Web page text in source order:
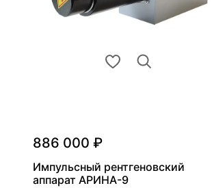
886 000 ₽
Импульсный рентгеновский
аппарат АРИНА-9